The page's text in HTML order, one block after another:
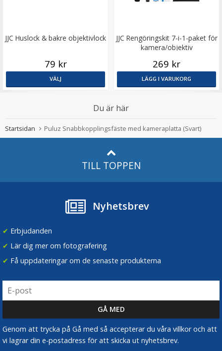
JJC Huslock & bakre objektivlock
79 kr
VÄLJ
JJC Rengöringskit 7-i-1-paket för
kamera/objektiv
269 kr
LÄGG I VARUKORG
Du är här
Startsidan Puluz Snabbkopplingsfäste med kameraplatta (Svart)
TILL TOPPEN
Nyhetsbrev
✔ Erbjudanden
✔ Lär dig mer om fotografering
✔ Få uppdateringar om de senaste produkterna
Genom att trycka på Gå med så accepterar du våra villkor och att
vi lagrar din e-postadress för att skicka ut nyhetsbrev.